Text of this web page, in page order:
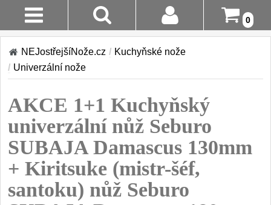
0
Stav
Objednávky
Registrace
Doručení A
Platba
Vrácení Do
Akce!
Kuchyňské nože
Sady kuchyňských nožů 9
Šéfkuchařské nože
Univerzální nože 50
Nože na ovoce a
NEJostřejšíNože.cz / Kuchyňské nože
/ Univerzální nože
AKCE 1+1 Kuchyňský
univerzální nůž Seburo
SUBAJA Damascus 130mm
+ Kiritsuke (mistr-šéf,
santoku) nůž Seburo